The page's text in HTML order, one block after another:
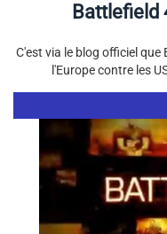
Battlefield
C'est via le blog officiel
l'Europe contre les